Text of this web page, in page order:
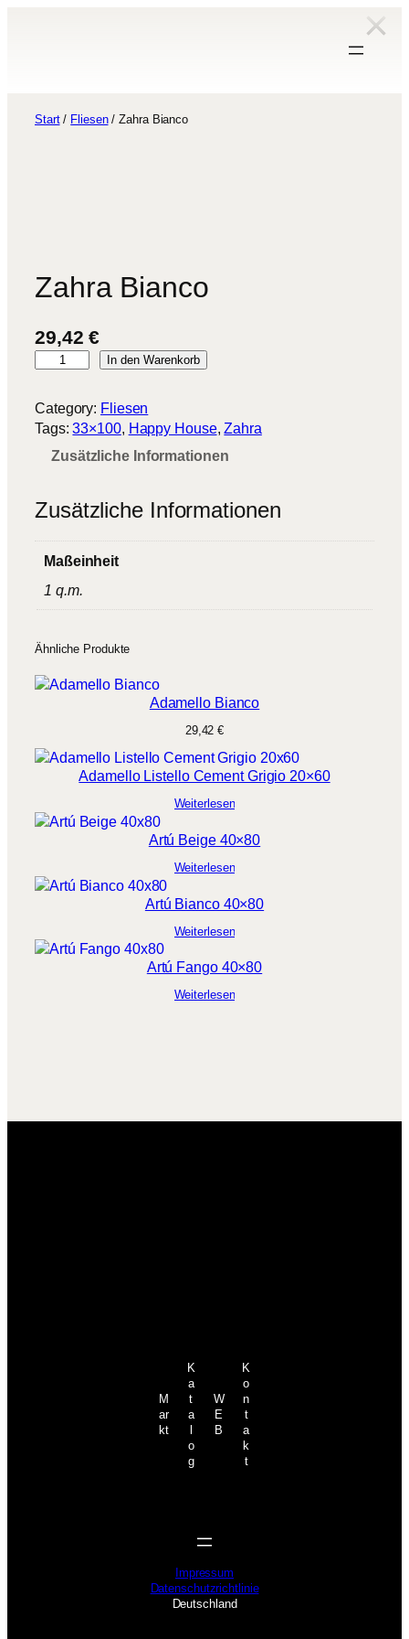
Start/ Fliesen/ Zahra Bianco
Zahra Bianco
29,42€
h
r
a
n
c
g
In den Warenkorb
Category: Fliesen
Tags:33×100, Happy House, Zahra
Zusätzliche Informationen
Zusätzliche Informationen
Maßeinheit
1 q.m.
Ähnliche Produkte
Adamello Bianco
29,42€
Adamello Listello Cement Grigio 20×60
Weiterlesen
Artú Beige 40×80
Weiterlesen
Artú Bianco 40×80
Weiterlesen
Artú Fango 40×80
Weiterlesen
M
ar
kt
K
a
t
a
o
g
W
E
B
K
o
n
t
a
k
t
Impressum
Datenschutzrichtlinie
Deutschland